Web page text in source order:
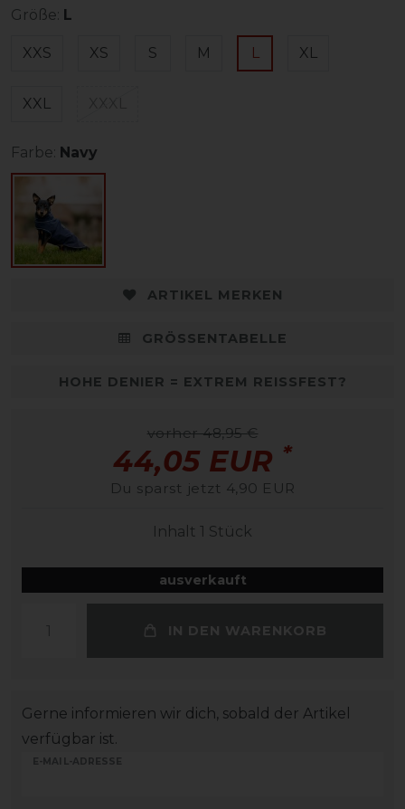
Größe: L
XXS XS S M L XL
XXL
Farbe: Navy
ARTIKEL MERKEN
GRÖSSENTABELLE
HOHE DENIER = EXTREM REISSFEST?
vorher 48,95 €
44,05 EUR *
Du sparst jetzt 4,90 EUR
Inhalt 1 Stück
ausverkauft
IN DEN WARENKORB
Gerne informieren wir dich, sobald der Artikel
verfügbar ist.
E-MAIL-ADRESSE